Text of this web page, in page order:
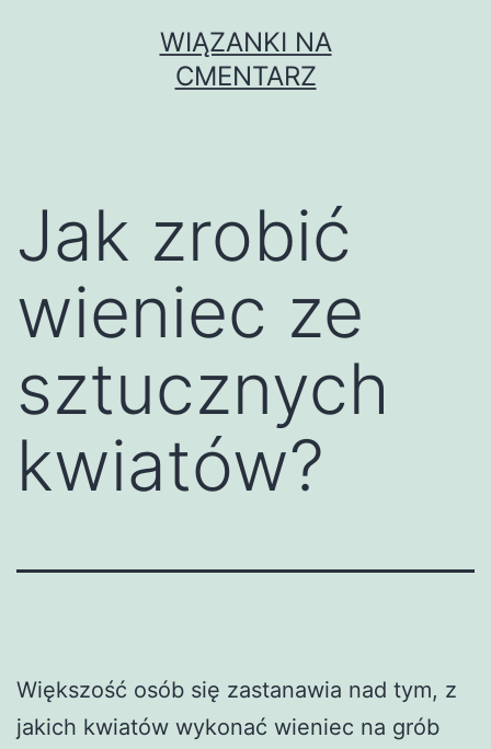
WIĄZANKI NA
CMENTARZ
Jak zrobić
wieniec ze
sztucznych
kwiatów?
Większość osób się zastanawia nad tym, z
jakich kwiatów wykonać wieniec na grób